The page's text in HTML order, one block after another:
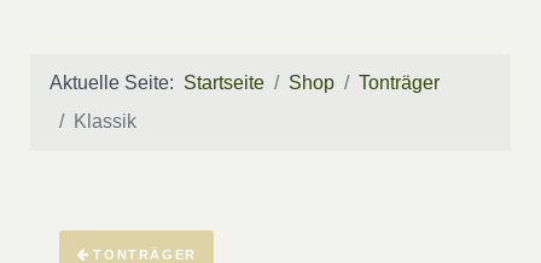
Aktuelle Seite: Startseite Shop
Tonträger
Klassik
TONTRÄGER